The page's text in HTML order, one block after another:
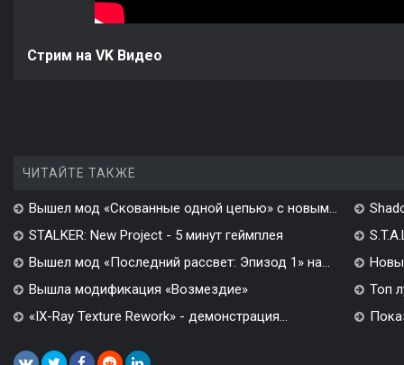
Стрим на VK Видео
ЧИТАЙТЕ ТАКЖЕ
Вышел мод «Скованные одной цепью» с новым...
STALKER: New Project - 5 минут геймплея
Вышел мод «Последний рассвет: Эпизод 1» на...
Вышла модификация «Возмездие»
Топ
«IX-Ray Texture Rework» - демонстрация...